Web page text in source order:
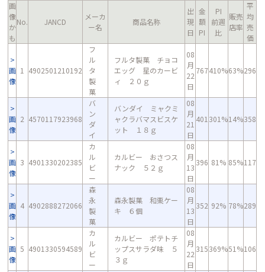
画
像
か
も
No. JANCD
メーカ
ー名
商品名称
出
現
日
金
額
PI
PI
前週
比
販売
店率
平
均
売
価
画
像
1 4902501210192
フ
ル
タ
製
菓
フルタ製菓 チョコ
エッグ 星のカービ
ィ ２０ｇ
08
月
22
日
767410%63%296
画
像
2 4570117923968
バ
ン
ダ
イ
バンダイ ミャクミ
ャクラバマスビスケ
ット １８ｇ
08
月
21
日
401 301%14%358
画
像
3 4901330202385
カ
ル
ビ
ー
カルビー おさつス
ナック ５２ｇ
08
月
13
日
396 81% 85%117
画
像
4 4902888272066
森
永
製
菓
森永製菓 和栗ケー
キ ６個
08
月
13
日
352 92% 78%289
画
像
5 4901330594589
カ
ル
ビ
ー
カルビー ポテトチ
ップスサラダ味 ５
３ｇ
08
月
22
日
315369%51%106